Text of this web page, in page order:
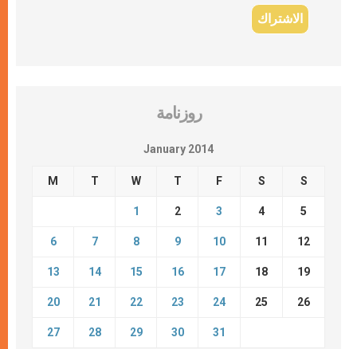
روزنامة
January 2014
M T W T F S S
1 2 3 4 5
6 7 8 9 10 11 12
13 14 15 16 17 18 19
20 21 22 23 24 25 26
27 28 29 30 31